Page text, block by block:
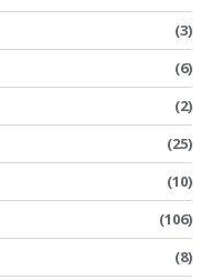
(3)
(6)
(2)
(25)
(10)
(106)
(8)